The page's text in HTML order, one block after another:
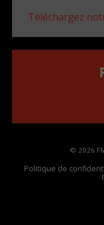
Téléchargez
© 2026
Politique de